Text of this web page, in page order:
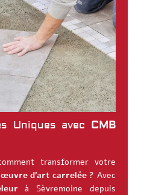
Uniques avec CMB
transformer votre
d’art carrelée ? Avec
à Sèvremoine depuis